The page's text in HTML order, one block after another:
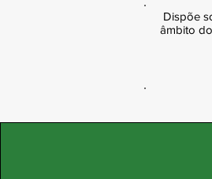
Dispõe
âmbito